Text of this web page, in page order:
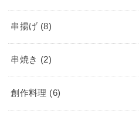
串揚げ (8)
串焼き (2)
創作料理 (6)